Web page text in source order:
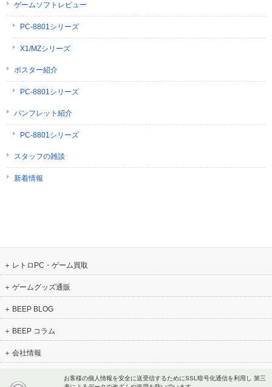
ゲームソフトレビュー
PC-8801シリーズ
X1/MZシリーズ
ポスター紹介
PC-8801シリーズ
パンフレット紹介
PC-8801シリーズ
スタッフの雑談
新着情報
レトロPC・ゲーム買取
ゲームグッズ通販
BEEP BLOG
BEEP コラム
会社情報
お客様の個人情報を安全に送受信するためにSSL暗号化通信を利用し 第三